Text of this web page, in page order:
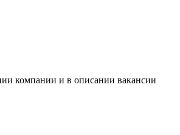
компании и в описании вакансии